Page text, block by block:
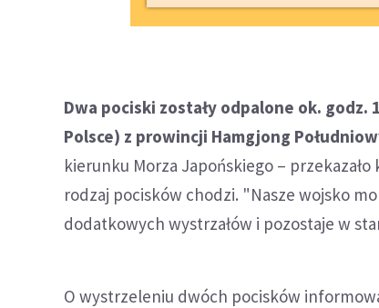
Dwa pociski zostały odpalone ok. godz.
Polsce) z prowincji Hamgjong
kierunku Morza Japońskiego –
rodzaj pocisków chodzi. "Nasze wojsko
dodatkowych wystrzałów i pozostaje w
O wystrzeleniu dwóch pocisków